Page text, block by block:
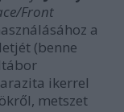
Front
a
(benne
ikerrel
metszet